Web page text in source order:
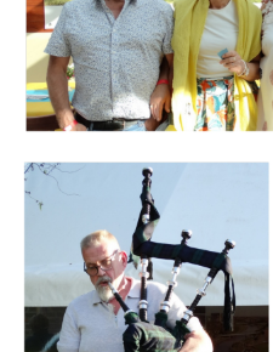
Branding
ARMCHAIR